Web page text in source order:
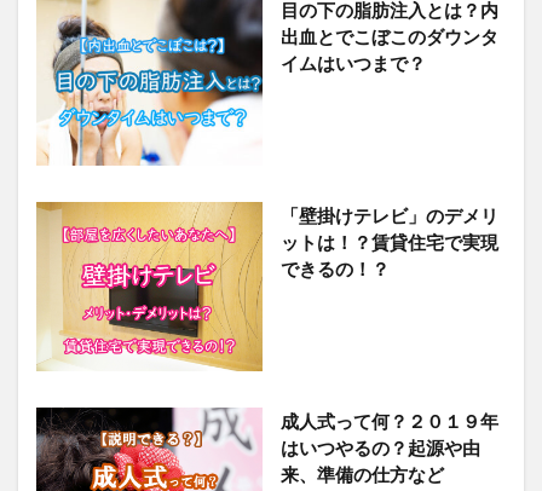
目の下の脂肪注入とは？内
出血とでこぼこのダウンタ
イムはいつまで？
「壁掛けテレビ」のデメリ
ットは！？賃貸住宅で実現
できるの！？
成人式って何？２０１９年
はいつやるの？起源や由
来、準備の仕方など